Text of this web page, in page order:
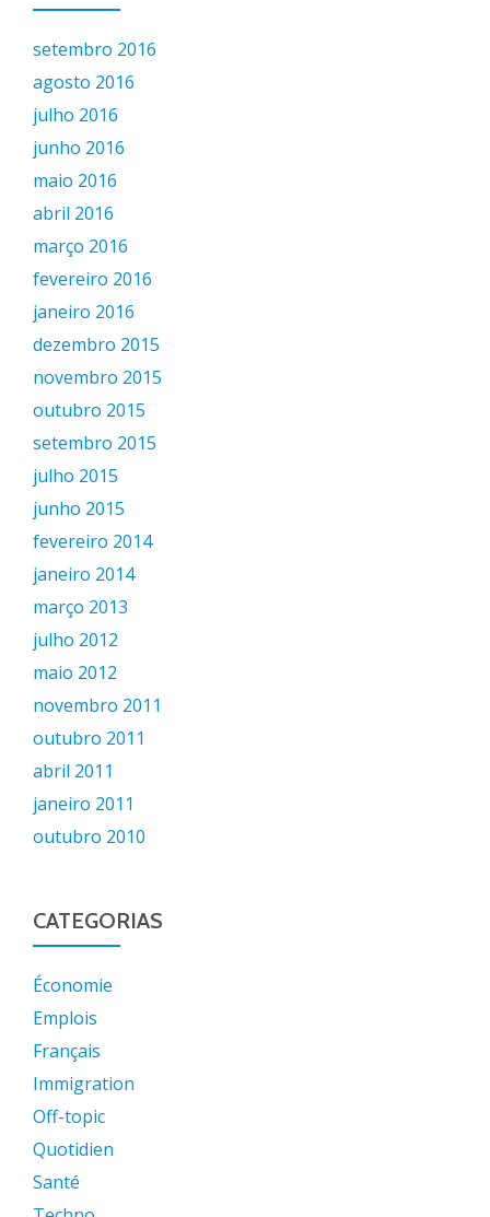
setembro 2016
agosto 2016
julho 2016
junho 2016
maio 2016
abril 2016
março 2016
fevereiro 2016
janeiro 2016
dezembro 2015
novembro 2015
outubro 2015
setembro 2015
julho 2015
junho 2015
fevereiro 2014
janeiro 2014
março 2013
julho 2012
maio 2012
novembro 2011
outubro 2011
abril 2011
janeiro 2011
outubro 2010
CATEGORIAS
Économie
Emplois
Français
Immigration
Off-topic
Quotidien
Santé